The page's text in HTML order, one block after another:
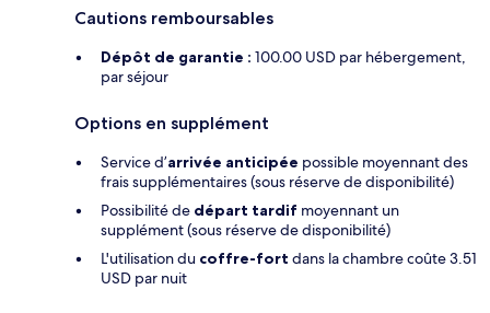
Cautions remboursables
Dépôt de garantie : 100.00 USD par hébergement,
par séjour
Options en supplément
Service d’arrivée anticipée possible moyennant des
frais supplémentaires (sous réserve de disponibilité)
Possibilité de départ tardif moyennant un
supplément (sous réserve de disponibilité)
L'utilisation du coffre-fort dans la chambre coûte 3.51
USD par nuit